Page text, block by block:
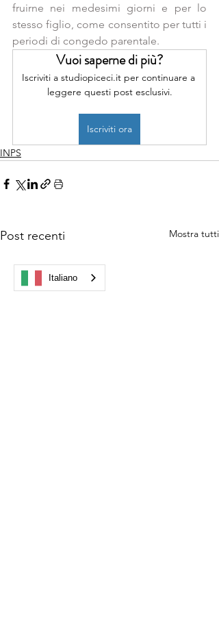
fruirne nei medesimi giorni e per lo
stesso figlio, come consentito per tutti i
periodi di congedo parentale.
Vuoi saperne di più?
Iscriviti a studiopiceci.it per continuare a
leggere questi post esclusivi.
Iscriviti ora
INPS
Post recenti Mostra tutti
Italiano